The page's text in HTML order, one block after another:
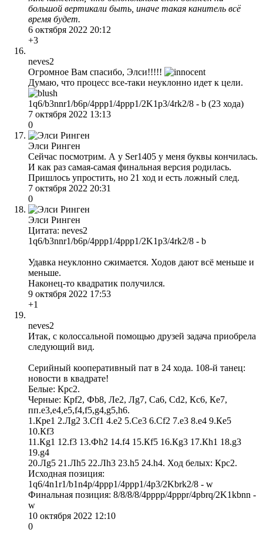
большой вертикали быть, иначе такая канитель всё
время будет.
6 октября 2022 20:12
+3
neves2
Огромное Вам спасибо, Элси!!!!!
Думаю, что процесс все-таки неуклонно идет к цели.
1q6/b3nnr1/b6p/4ppp1/4ppp1/2K1p3/4rk2/8 - b (23 хода)
7 октября 2022 13:13
0
Элси Ринген
Сейчас посмотрим. А у Ser1405 у меня буквы кончилась.
И как раз самая-самая финальная версия родилась.
Пришлось упростить, но 21 ход и есть ложный след.
7 октября 2022 20:31
0
Элси Ринген
Цитата: neves2
1q6/b3nnr1/b6p/4ppp1/4ppp1/2K1p3/4rk2/8 - b
Удавка неуклонно сжимается. Ходов дают всё меньше и
меньше.
Наконец-то квадратик получился.
9 октября 2022 17:53
+1
neves2
Итак, с колоссальной помощью друзей задача приобрела
следующий вид.
Серийный кооперативный пат в 24 хода. 108-й танец:
новости в квадрате!
Белые: Крc2.
Черные: Крf2, Фb8, Лe2, Лg7, Сa6, Сd2, Кc6, Кe7,
пп.e3,e4,e5,f4,f5,g4,g5,h6.
1.Крe1 2.Лg2 3.Сf1 4.e2 5.Сe3 6.Сf2 7.e3 8.e4 9.Кe5
10.Кf3
11.Кg1 12.f3 13.Фh2 14.f4 15.Кf5 16.Кg3 17.Кh1 18.g3
19.g4
20.Лg5 21.Лh5 22.Лh3 23.h5 24.h4. Ход белых: Крc2.
Исходная позиция:
1q6/4n1r1/b1n4p/4ppp1/4ppp1/4p3/2Kbrk2/8 - w
Финальная позиция: 8/8/8/8/4pppp/4pppr/4pbrq/2K1kbnn -
w
10 октября 2022 12:10
0